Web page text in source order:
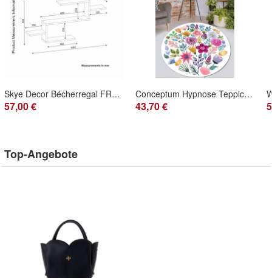
Skye Decor Bécherregal FRN3601 100% Melamine COATED Particle BOARD
57,00 €
Conceptum Hypnose Teppich CHL6445 100% Polyester
43,70 €
Top-Angebote